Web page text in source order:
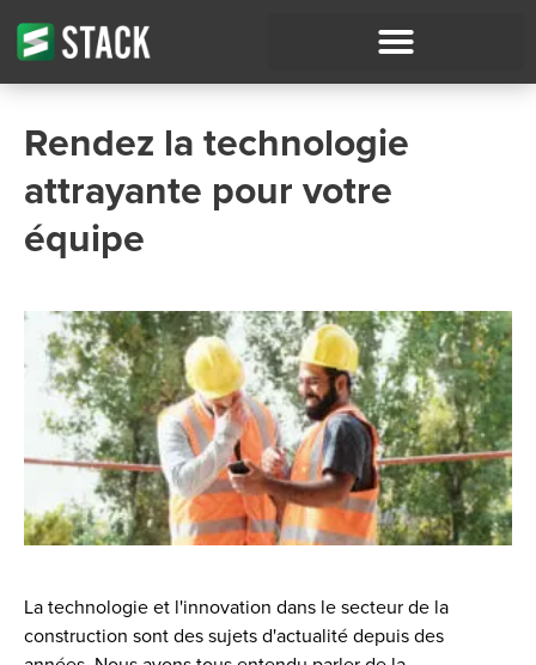
Rendez la technologie
attrayante pour votre
équipe
La technologie et l'innovation dans le secteur de la
construction sont des sujets d'actualité depuis des